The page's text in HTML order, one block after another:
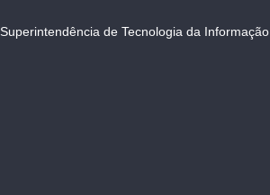
Superintendência de Tecnologia da Informação